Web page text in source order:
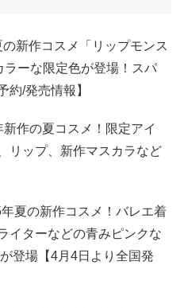
の新作コスメ「リップモンス
ラーな限定色が登場！スパ
約/発売情報】
新作の夏コスメ！限定アイ
リップ、新作マスカラなど
夏の新作コスメ！バレエ着
イターなどの青みピンクな
登場【4月4日より全国発